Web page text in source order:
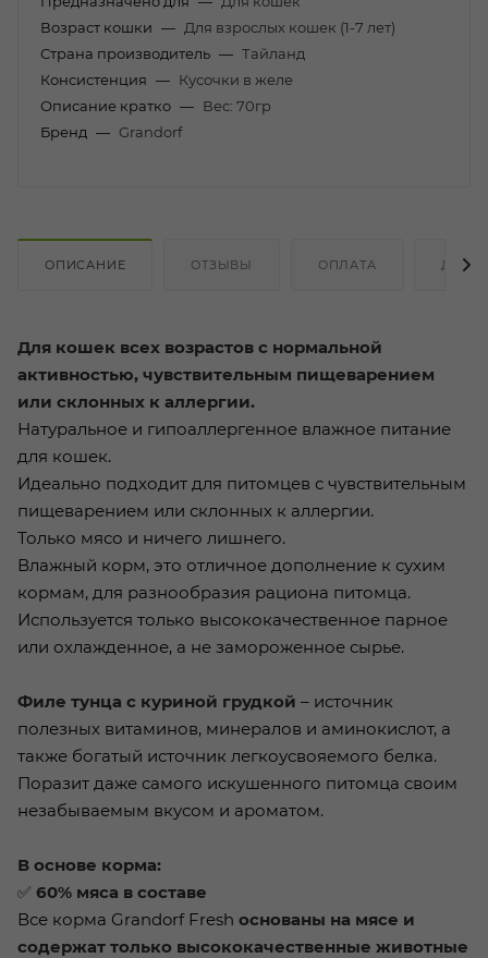
Возраст кошки — Для взрослых кошек (1-7 лет)
Страна производитель — Тайланд
Консистенция — Кусочки в желе
Описание кратко — Вес: 70гр
Бренд — Grandorf
ОПИСАНИЕ ОТЗЫВЫ ОПЛАТА
Для кошек всех возрастов с нормальной
активностью, чувствительным пищеварением
или склонных к аллергии.
Натуральное и гипоаллергенное влажное питание
для кошек.
Идеально подходит для питомцев с чувствительным
пищеварением или склонных к аллергии.
Только мясо и ничего лишнего.
Влажный корм, это отличное дополнение к сухим
кормам, для разнообразия рациона питомца.
Используется только высококачественное парное
или охлажденное, а не замороженное сырье.
Филе тунца с куриной грудкой – источник
полезных витаминов, минералов и аминокислот, а
также богатый источник легкоусвояемого белка.
Поразит даже самого искушенного питомца своим
незабываемым вкусом и ароматом.
В основе корма:
✅ 60% мяса в составе
Все корма Grandorf Fresh основаны на мясе и
содержат только высококачественные животные